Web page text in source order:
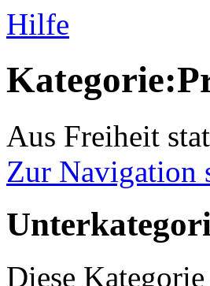
Hilfe
Aus Freiheit
Zur Navigation
Diese